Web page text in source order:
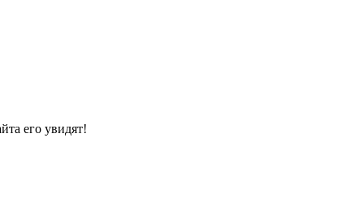
его увидят!